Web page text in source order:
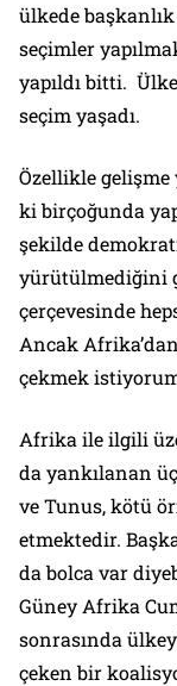
ülkede
seçimler
yapıldı bitti.
seçim yaşadı.
Özellikle gelişme
ki birçoğunda
şekilde
yürütülmediğini
çerçevesinde
Ancak
çekmek
Afrika ile ilgili
da yankılanan
ve Tunus, kötü
etmektedir.
da bolca var
Güney Afrika
sonrasında
çeken bir